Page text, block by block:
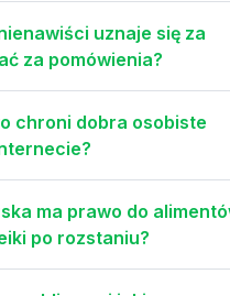
uznaje się za
za pomówienia?
chroni dobra osobiste
ma prawo do
po rozstaniu?